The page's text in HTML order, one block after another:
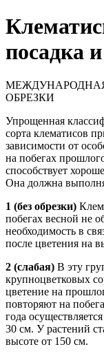
посадка
ОБРЕЗКИ
Упрощенная
сорта клематисов
зависимости от
на побегах
способствует
Она должна
1 (без обрезки)
побегах весной не
необходимость в
после цветения на
2 (слабая) В эту
крупноцветковых
цветение на
повторяют на
года
30 см. У растений
высоте от 150 см.